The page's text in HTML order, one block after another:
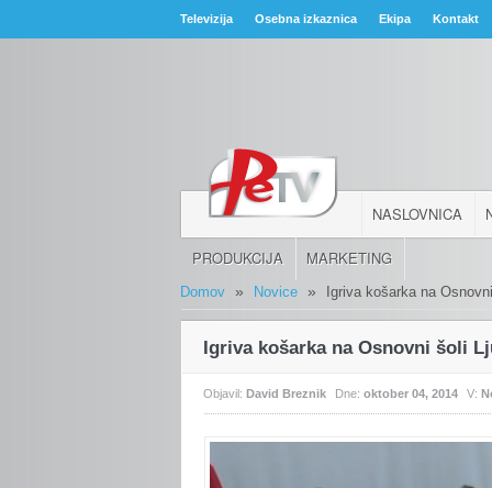
Televizija Osebna izkaznica Ekipa Kontakt
NASLOVNICA
PRODUKCIJA MARKETING
Domov » Novice » Igriva košarka na
Igriva košarka na Osnovni šoli
Objavil:David Breznik Dne:oktober 04, 2014 V: